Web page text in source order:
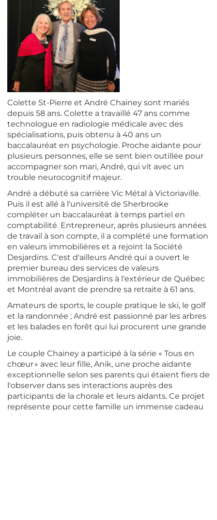
Colette St-Pierre et André Chainey sont mariés
depuis 58 ans. Colette a travaillé 47 ans comme
technologue en radiologie médicale avec des
spécialisations, puis obtenu à 40 ans un
baccalauréat en psychologie. Proche aidante pour
plusieurs personnes, elle se sent bien outillée pour
accompagner son mari, André, qui vit avec un
trouble neurocognitif majeur.
André a débuté sa carrière Vic Métal à Victoriaville.
Puis il est allé à l'université de Sherbrooke
compléter un baccalauréat à temps partiel en
comptabilité. Entrepreneur, après plusieurs années
de travail à son compte, il a complété une formation
en valeurs immobilières et a rejoint la Société
Desjardins. C'est d'ailleurs André qui a ouvert le
premier bureau des services de valeurs
immobilières de Desjardins à l'extérieur de Québec
et Montréal avant de prendre sa retraite à 61 ans.
Amateurs de sports, le couple pratique le ski, le golf
et la randonnée ; André est passionné par les arbres
et les balades en forêt qui lui procurent une grande
joie.
Le couple Chainey a participé à la série « Tous en
chœur » avec leur fille, Anik, une proche aidante
exceptionnelle selon ses parents qui étaient fiers de
l'observer dans ses interactions auprès des
participants de la chorale et leurs aidants. Ce projet
représente pour cette famille un immense cadeau
de la vie.